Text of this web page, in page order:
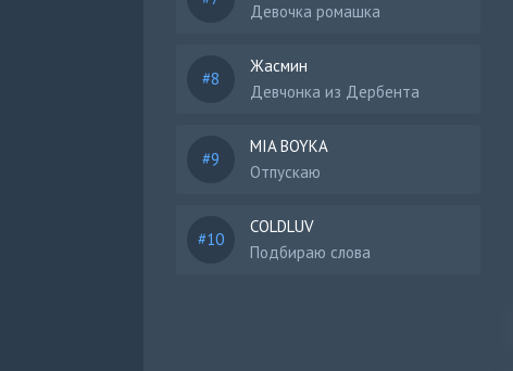
Девочка ромашка
Жасмин
Девчонка из Дербента
MIA BOYKA
Отпускаю
COLDLUV
Подбираю слова